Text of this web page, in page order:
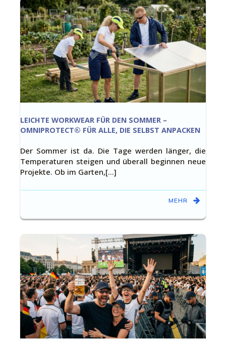
LEICHTE WORKWEAR FÜR DEN SOMMER –
OMNIPROTECT® FÜR ALLE, DIE SELBST ANPACKEN
Der Sommer ist da. Die Tage werden länger, die
Temperaturen steigen und überall beginnen neue
Projekte. Ob im Garten,[…]
MEHR